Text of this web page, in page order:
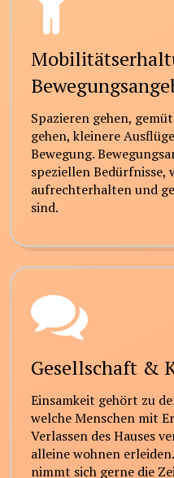
Spazieren gehen,
gehen, kleinere
Bewegung.
speziellen Bedürfnisse,
aufrechterhalten und
sind.
Gesellschaft &
Einsamkeit gehört zu
welche Menschen mit
Verlassen des Hauses
alleine wohnen
nimmt sich gerne die